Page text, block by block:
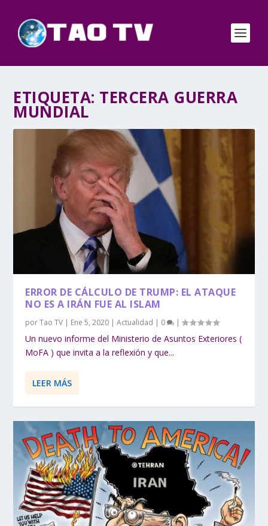
ETIQUETA: TERCERA GUERRA
MUNDIAL
ERROR DE CÁLCULO DE TRUMP: EL ATAQUE
NO ES A IRÁN FUE AL ISLAM
porTao TV | Ene 5, 2020 |Actualidad | 0 |
Un nuevo informe del Ministerio de Asuntos Exteriores (
MoFA ) que invita a la reflexión y que...
LEER MÁS